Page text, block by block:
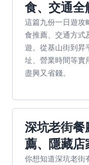
食、交通全
這篇九份一日遊攻
食推薦、交通方式
遊。從基山街到昇
址、營業時間等實
盡興又省錢。
深坑老街餐
薦、隱藏店
你想知道深坑老街